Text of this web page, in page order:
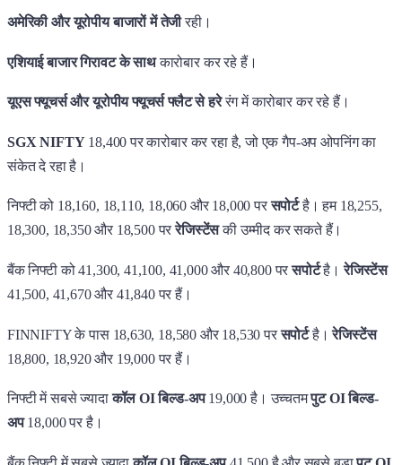
अमेरिकी और यूरोपीय बाजारों में तेजीरही।
एशियाई बाजार गिरावट के साथकारोबार कर रहे हैं।
यूएस फ्यूचर्स और यूरोपीय फ्यूचर्स फ्लैट से हरेरंग में कारोबार कर रहे हैं।
SGX NIFTY18,400 पर कारोबार कर रहा है, जो एक गैप-अप ओपनिंग का
संकेत दे रहा है।
निफ्टी को 18,160, 18,110, 18,060 और 18,000 परसपोर्टहै। हम 18,255,
18,300, 18,350 और 18,500 पररेजिस्टेंसकी उम्मीद कर सकते हैं।
बैंक निफ्टी को 41,300, 41,100, 41,000 और 40,800 परसपोर्टहै।रेजिस्टेंस
41,500, 41,670 और 41,840 पर हैं।
FINNIFTY के पास 18,630, 18,580 और 18,530 परसपोर्टहै।रेजिस्टेंस
18,800, 18,920 और 19,000 पर हैं।
निफ्टी में सबसे ज्यादाकॉल OI बिल्ड-अप19,000 है। उच्चतमपुट OI बिल्ड-
अप18,000 पर है।